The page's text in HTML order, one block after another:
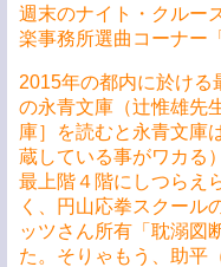
週末のナイト・クルー
楽事務所選曲コーナー
2015年の都内に於ける
の永青文庫（辻惟雄先
庫］を読むと永青文庫
蔵している事がワカる
最上階４階にしつらえ
く、円山応拳スクール
ッツさん所有「耽溺図
た。そりゃもう、助平